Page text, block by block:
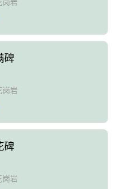
岗岩
碑
岗岩
碑
岗岩